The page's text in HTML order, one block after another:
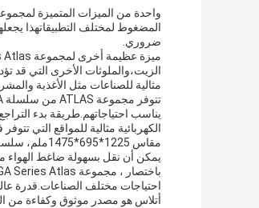
المضغوط لمختلف التطبيقاتهذا
ضروري.
مثالية للصناعات مثل الأغذية
يناسب احتياجاتهم.طريقة بدء
الكهربائية مثالية للمواقع التي
يمكن أن نقل بسهولة ضاغط الهواء
أتلاس هو مصدر موثوق وكفاءة من